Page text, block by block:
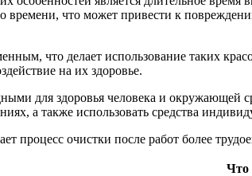
времени, что может привести к
что делает использование таких
на их здоровье.
для здоровья человека и окружающей
а также использовать средства
процесс очистки после работ более
Что